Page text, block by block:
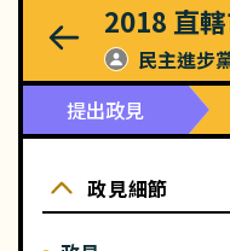
2018 直
民主進步
提出政見
政見細節